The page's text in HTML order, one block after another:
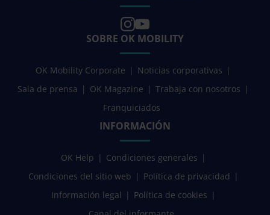
SOBRE OK MOBILITY
OK Mobility Corporate
Noticias corporativas
Sala de prensa
OK Magazine
Trabaja con nosotros
Franquiciados
INFORMACIÓN
OK Help
Condiciones generales
Condiciones del sitio web
Política de privacidad
Información legal
Política de cookies